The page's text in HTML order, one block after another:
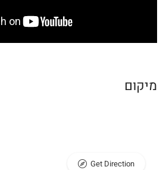
מיקום
Get Direction